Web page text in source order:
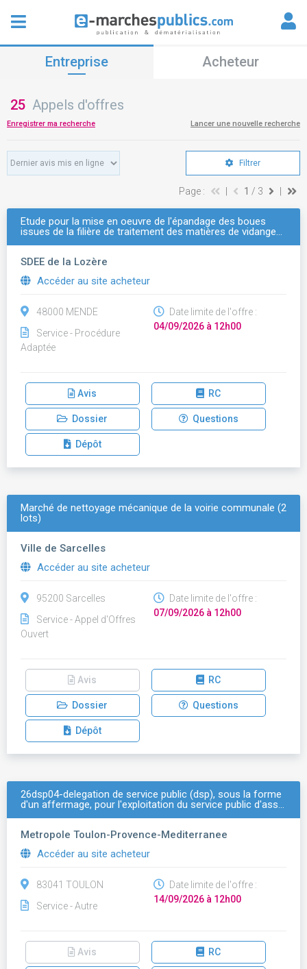
Entreprise Acheteur
25 Appels d'offres
Enregistrer ma recherche Lancer une nouvelle recherche
Filtrer
Page : 1 / 3
Etude pour la mise en oeuvre de l'épandage des boues
issues de la filière de traitement des matières de vidange…
SDEE de la Lozère
Accéder au site acheteur
48000 MENDE
Service - Procédure
Adaptée
Date limite de l'offre :
04/09/2026 à 12h00
Avis RC
Dossier Questions
Dépôt
Marché de nettoyage mécanique de la voirie communale (2
lots)
Ville de Sarcelles
Accéder au site acheteur
95200 Sarcelles
Service - Appel d'Offres
Ouvert
Date limite de l'offre :
07/09/2026 à 12h00
Avis RC
Dossier Questions
Dépôt
26dsp04-delegation de service public (dsp), sous la forme
d'un affermage, pour l'exploitation du service public d'ass…
Metropole Toulon-Provence-Mediterranee
Accéder au site acheteur
83041 TOULON
Service - Autre
Date limite de l'offre :
14/09/2026 à 12h00
Avis RC